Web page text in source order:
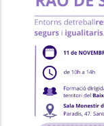
Contra